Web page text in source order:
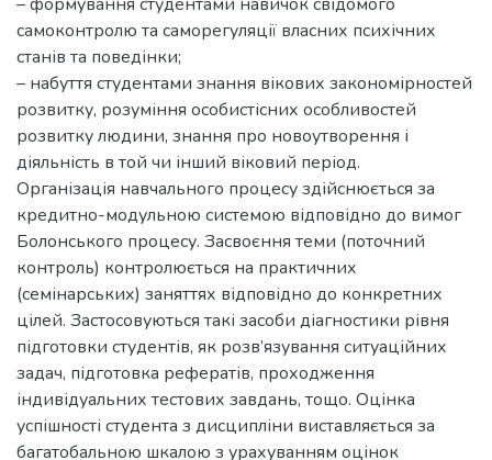
самоконтролю та саморегуляції власних психічних
станів та поведінки;
– набуття студентами знання вікових закономірностей
розвитку, розуміння особистісних особливостей
розвитку людини, знання про новоутворення і
діяльність в той чи інший віковий період.
Організація навчального процесу здійснюється за
кредитно-модульною системою відповідно до вимог
Болонського процесу. Засвоєння теми (поточний
контроль) контролюється на практичних
(семінарських) заняттях відповідно до конкретних
цілей. Застосовуються такі засоби діагностики рівня
підготовки студентів, як розв’язування ситуаційних
задач, підготовка рефератів, проходження
індивідуальних тестових завдань, тощо. Оцінка
успішності студента з дисципліни виставляється за
багатобальною шкалою з урахуванням оцінок